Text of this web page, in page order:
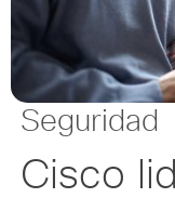
Seguridad
Cisco